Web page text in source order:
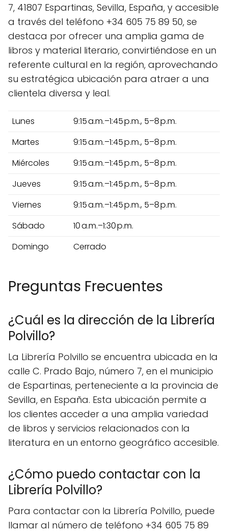
7, 41807 Espartinas, Sevilla, España, y accesible
a través del teléfono +34 605 75 89 50, se
destaca por ofrecer una amplia gama de
libros y material literario, convirtiéndose en un
referente cultural en la región, aprovechando
su estratégica ubicación para atraer a una
clientela diversa y leal.
Lunes
9:15 a.m.–1:45 p.m., 5–8 p.m.
Martes
9:15 a.m.–1:45 p.m., 5–8 p.m.
Miércoles
9:15 a.m.–1:45 p.m., 5–8 p.m.
Jueves
9:15 a.m.–1:45 p.m., 5–8 p.m.
Viernes
9:15 a.m.–1:45 p.m., 5–8 p.m.
Sábado
10 a.m.–1:30 p.m.
Domingo
Cerrado
Preguntas Frecuentes
¿Cuál es la dirección de la Librería
Polvillo?
La Librería Polvillo se encuentra ubicada en la
calle C. Prado Bajo, número 7, en el municipio
de Espartinas, perteneciente a la provincia de
Sevilla, en España. Esta ubicación permite a
los clientes acceder a una amplia variedad
de libros y servicios relacionados con la
literatura en un entorno geográfico accesible.
¿Cómo puedo contactar con la
Librería Polvillo?
Para contactar con la Librería Polvillo, puede
llamar al número de teléfono +34 605 75 89